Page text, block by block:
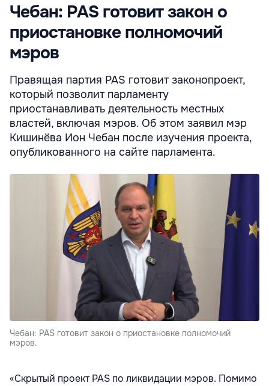
Чебан: PAS готовит закон о
приостановке полномочий
мэров
Правящая партия PAS готовит законопроект,
который позволит парламенту
приостанавливать деятельность местных
властей, включая мэров. Об этом заявил мэр
Кишинёва Ион Чебан после изучения проекта,
опубликованного на сайте парламента.
Чебан: PAS готовит закон о приостановке полномочий
мэров.
«Скрытый проект PAS по ликвидации мэров. Помимо